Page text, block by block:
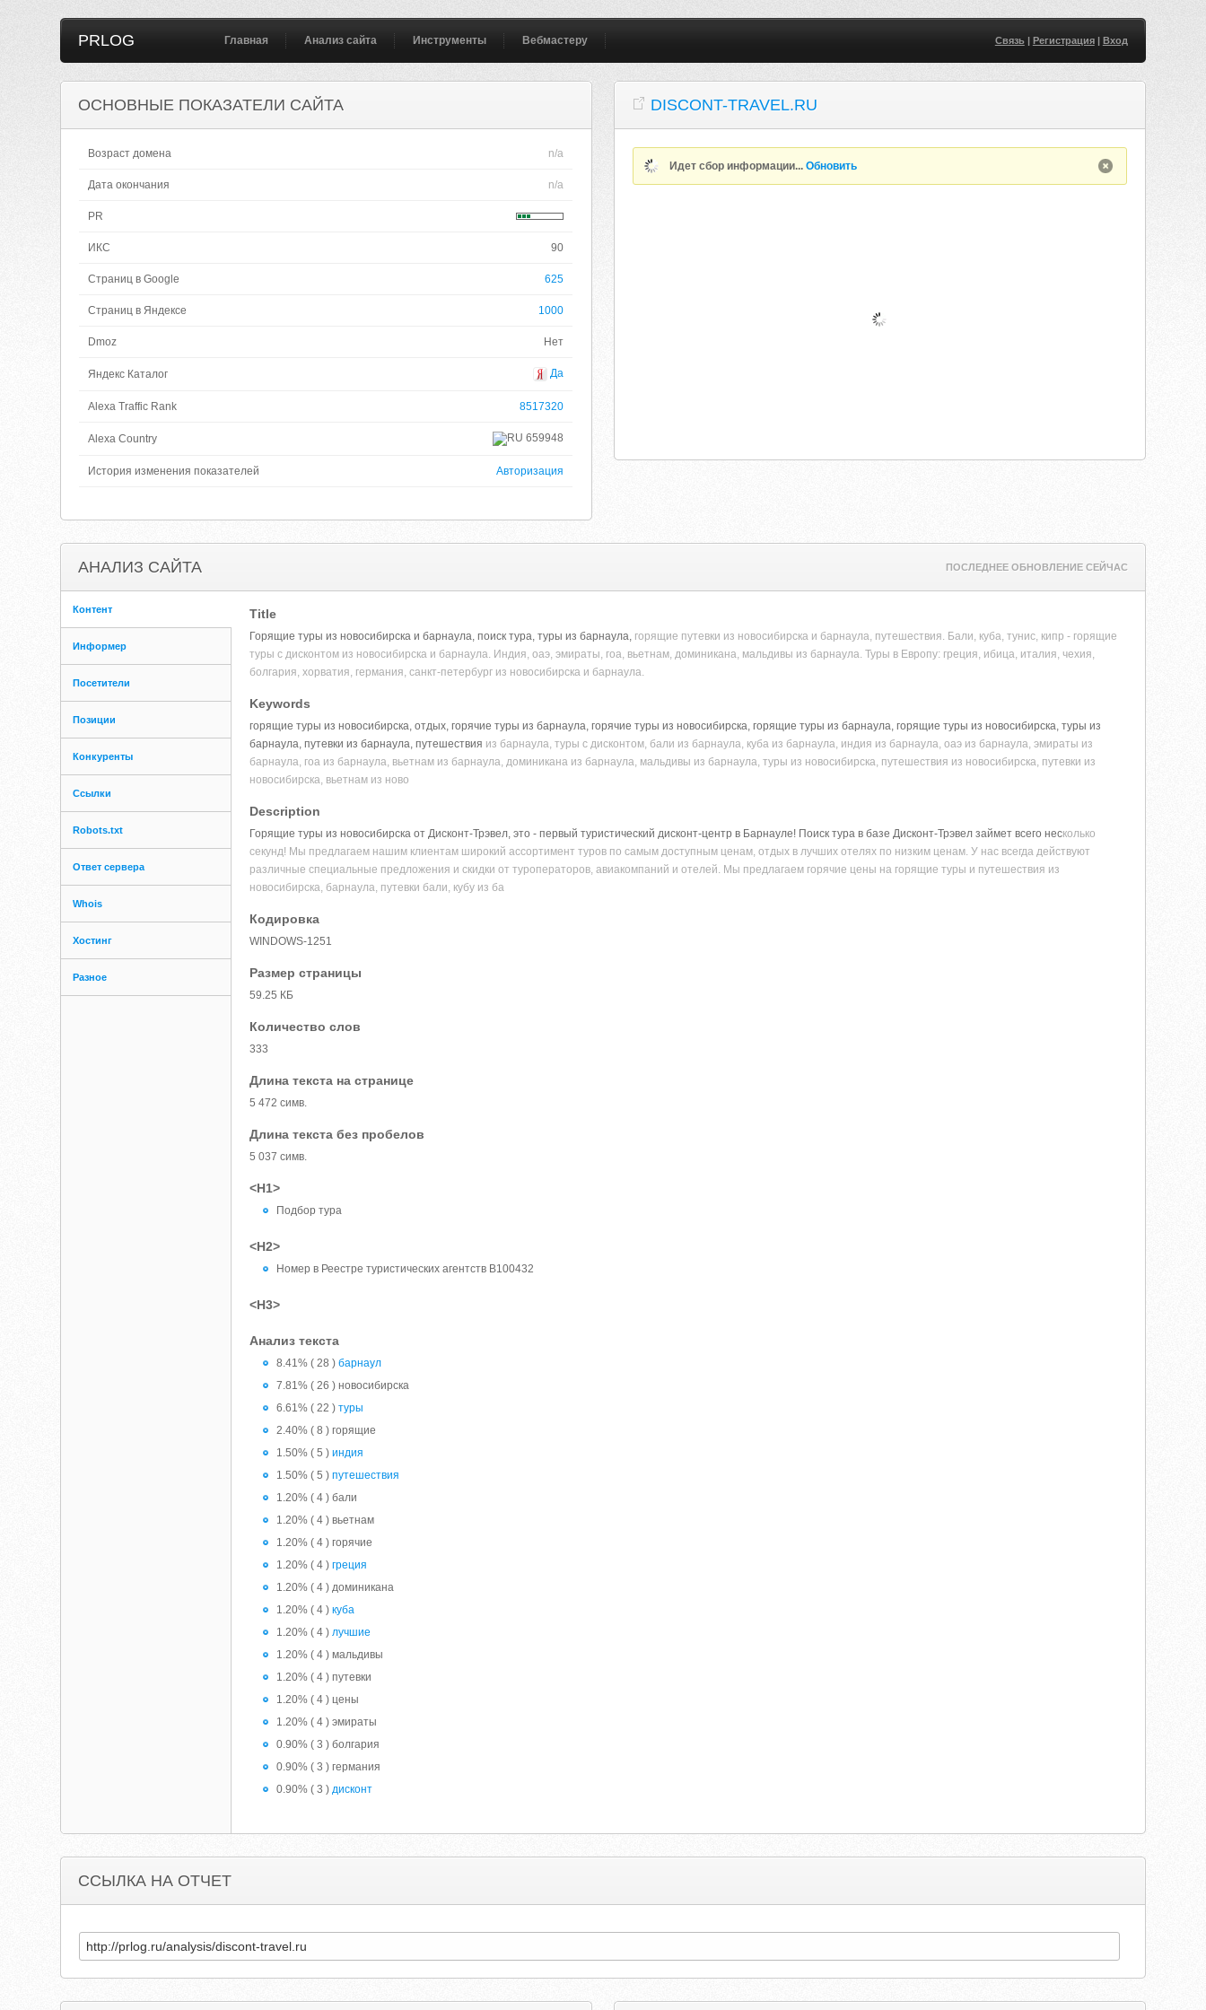
PRLOG Главная Анализ сайта Инструменты Вебмастеру Связь| Регистрация| Вход
ОСНОВНЫЕ ПОКАЗАТЕЛИ САЙТА
Возраст домена n/a
Дата окончания n/a
PR
ИКС 90
Страниц в Google 625
Страниц в Яндексе 1000
Dmoz Нет
Яндекс Каталог Да
Alexa Traffic Rank 8517320
Alexa Country 659948
История изменения показателей Авторизация
DISCONT-TRAVEL.RU
Идет сбор информации...Обновить
АНАЛИЗ САЙТА ПОСЛЕДНЕЕ ОБНОВЛЕНИЕ СЕЙЧАС
Контент
Информер
Посетители
Позиции
Конкуренты
Ссылки
Robots.txt
Ответ сервера
Whois
Хостинг
Разное
Title
Горящие туры из новосибирска и барнаула, поиск тура, туры из барнаула, горящие путевки из новосибирска и барнаула, путешествия. Бали, куба, тунис, кипр - горящие
туры с дисконтом из новосибирска и барнаула. Индия, оаэ, эмираты, гоа, вьетнам, доминикана, мальдивы из барнаула. Туры в Европу: греция, ибица, италия, чехия,
болгария, хорватия, германия, санкт-петербург из новосибирска и барнаула.
Keywords
горящие туры из новосибирска, отдых, горячие туры из барнаула, горячие туры из новосибирска, горящие туры из барнаула, горящие туры из новосибирска, туры из
барнаула, путевки из барнаула, путешествия из барнаула, туры с дисконтом, бали из барнаула, куба из барнаула, индия из барнаула, оаэ из барнаула, эмираты из
барнаула, гоа из барнаула, вьетнам из барнаула, доминикана из барнаула, мальдивы из барнаула, туры из новосибирска, путешествия из новосибирска, путевки из
новосибирска, вьетнам из ново
Description
Горящие туры из новосибирска от Дисконт-Трэвел, это - первый туристический дисконт-центр в Барнауле! Поиск тура в базе Дисконт-Трэвел займет всего несколько
секунд! Мы предлагаем нашим клиентам широкий ассортимент туров по самым доступным ценам, отдых в лучших отелях по низким ценам. У нас всегда действуют
различные специальные предложения и скидки от туроператоров, авиакомпаний и отелей. Мы предлагаем горячие цены на горящие туры и путешествия из
новосибирска, барнаула, путевки бали, кубу из ба
Кодировка
WINDOWS-1251
Размер страницы
59.25 КБ
Количество слов
333
Длина текста на странице
5 472 симв.
Длина текста без пробелов
5 037 симв.
<H1>
Подбор тура
<H2>
Номер в Реестре туристических агентств B100432
<H3>
Анализ текста
8.41% ( 28 )барнаул
7.81% ( 26 ) новосибирска
6.61% ( 22 )туры
2.40% ( 8 ) горящие
1.50% ( 5 )индия
1.50% ( 5 )путешествия
1.20% ( 4 ) бали
1.20% ( 4 ) вьетнам
1.20% ( 4 ) горячие
1.20% ( 4 )греция
1.20% ( 4 ) доминикана
1.20% ( 4 )куба
1.20% ( 4 )лучшие
1.20% ( 4 ) мальдивы
1.20% ( 4 ) путевки
1.20% ( 4 ) цены
1.20% ( 4 ) эмираты
0.90% ( 3 ) болгария
0.90% ( 3 ) германия
0.90% ( 3 )дисконт
ССЫЛКА НА ОТЧЕТ